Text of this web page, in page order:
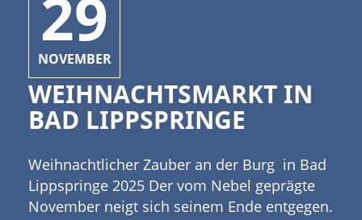
29
NOVEMBER
WEIHNACHTSMARKT IN
BAD LIPPSPRINGE
Weihnachtlicher Zauber an der Burg in Bad
Lippspringe 2025 Der vom Nebel geprägte
November neigt sich seinem Ende entgegen.